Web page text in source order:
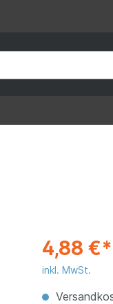
4,88 €*
inkl. MwSt.